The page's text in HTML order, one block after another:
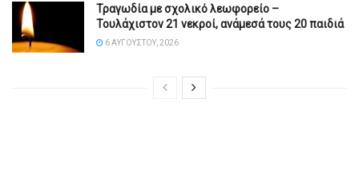
Τραγωδία με σχολικό λεωφορείο –
Τουλάχιστον 21 νεκροί, ανάμεσά τους 20 παιδιά
6 ΑΥΓΟΎΣΤΟΥ, 2026